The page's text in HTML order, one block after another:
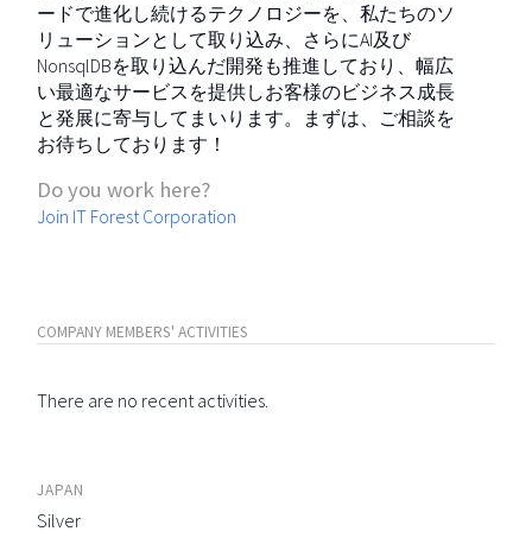
ードで進化し続けるテクノロジーを、私たちのソ
リューションとして取り込み、さらにAI及び
NonsqlDBを取り込んだ開発も推進しており、幅広
い最適なサービスを提供しお客様のビジネス成長
と発展に寄与してまいります。まずは、ご相談を
お待ちしております！
Do you work here?
Join IT Forest Corporation
COMPANY MEMBERS' ACTIVITIES
There are no recent activities.
JAPAN
Silver